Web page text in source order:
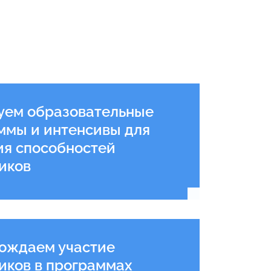
Подробнее
образовательные
и интенсивы для
способностей
участие
в программах